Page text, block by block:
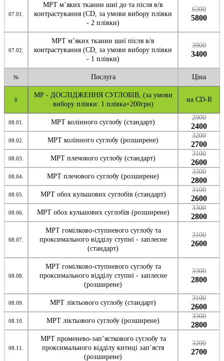
07.01.
МРТ м’яких тканин шиї до та після в/в
контрастування (CD, за умови вибору плівки
- 2 плівки)
6300
5800
07.02.
МРТ м’яких тканин шиї після в/в
контрастування (CD, за умови вибору плівки
- 1 плівки)
3900
3400
№ Послуга Ціна
8
МР - ДОСЛІДЖЕННЯ СУГЛОБІВ, (за умови
вибору плівки: 1 плівка+200грн)
на CD-R
08.01. МРТ колінного суглобу (стандарт)
2900
2400
08.02. МРТ колінного суглобу (розширене)
3200
2700
08.03. МРТ плечового суглобу (стандарт)
3100
2600
08.04. МРТ плечового суглобу (розширене)
3300
2800
08.05. МРТ обох кульшових суглобів (стандарт)
3100
2600
08.06. МРТ обох кульшових суглобів (розширене)
3300
2800
08.07.
МРТ гомілково-ступневого суглобу та
проксимального відділу ступні - заплесне
(стандарт)
3100
2600
08.08.
МРТ гомілково-ступневого суглобу та
проксимального відділу ступні - заплесне
(розширене)
3300
2800
08.09. МРТ ліктьового суглобу (стандарт)
3100
2600
08.10. МРТ ліктьового суглобу (розширене)
3300
2800
08.11.
МРТ променево-зап’ясткового суглобу та
проксимального відділу китиці зап’ястя
(розширене)
3200
2700